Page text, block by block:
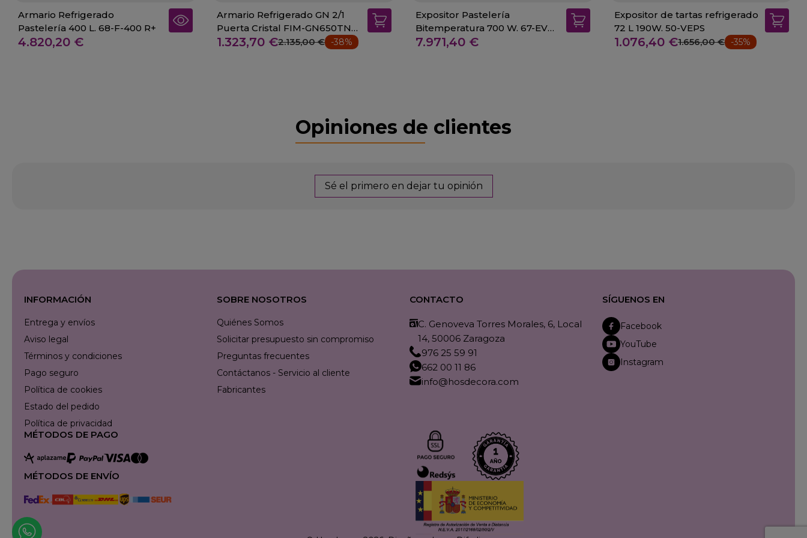
Armario Refrigerado
Pastelería 400 L. 68-F-400 R+
4.820,20 €
Armario Refrigerado GN 2/1
Puerta Cristal FIM-GN650TNG-
FC
1.323,70 €2.135,00 € -38%
Expositor Pastelería
Bitemperatura 700 W. 67-EVO
5400
7.971,40 €
Expositor de tartas refrigerado
72 L 190W. 50-VEPS
1.076,40 €1.656,00 € -35%
Opiniones de clientes
Sé el primero en dejar tu opinión
INFORMACIÓN
Entrega y envíos
Aviso legal
Términos y condiciones
Pago seguro
Política de cookies
Estado del pedido
Política de privacidad
SOBRE NOSOTROS
Quiénes Somos
Solicitar presupuesto sin compromiso
Preguntas frecuentes
Contáctanos - Servicio al cliente
Fabricantes
CONTACTO
C. Genoveva Torres Morales, 6, Local
14, 50006 Zaragoza
976 25 59 91
662 00 11 86
info@hosdecora.com
SÍGUENOS EN
Facebook
YouTube
Instagram
MÉTODOS DE PAGO
MÉTODOS DE ENVÍO